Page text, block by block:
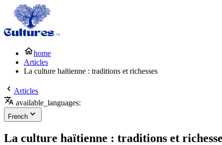
home
Articles
La culture haïtienne : traditions et richesses
Articles
available_languages:
French
La culture haïtienne : traditions et